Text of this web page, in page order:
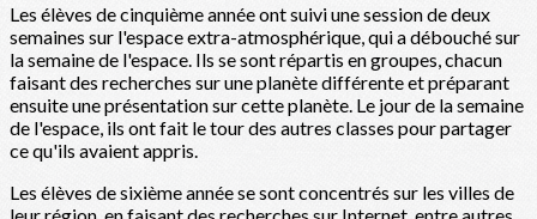
Les élèves de cinquième année ont suivi une session de deux
semaines sur l'espace extra-atmosphérique, qui a débouché sur
la semaine de l'espace. Ils se sont répartis en groupes, chacun
faisant des recherches sur une planète différente et préparant
ensuite une présentation sur cette planète. Le jour de la semaine
de l'espace, ils ont fait le tour des autres classes pour partager
ce qu'ils avaient appris.
Les élèves de sixième année se sont concentrés sur les villes de